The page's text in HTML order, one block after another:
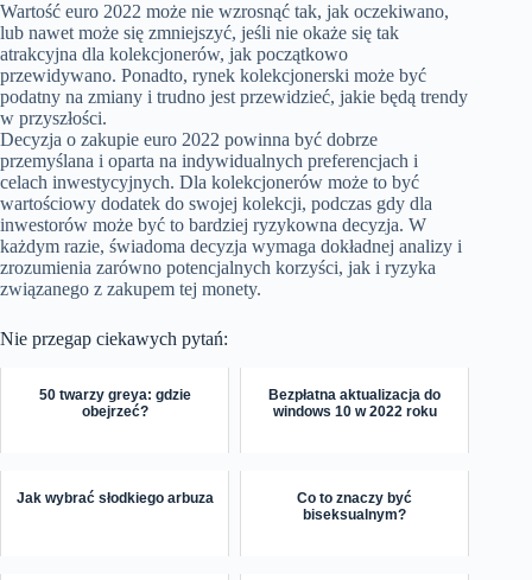
Wartość euro 2022 może nie wzrosnąć tak, jak oczekiwano,
lub nawet może się zmniejszyć, jeśli nie okaże się tak
atrakcyjna dla kolekcjonerów, jak początkowo
przewidywano. Ponadto, rynek kolekcjonerski może być
podatny na zmiany i trudno jest przewidzieć, jakie będą trendy
w przyszłości.
Decyzja o zakupie euro 2022 powinna być dobrze
przemyślana i oparta na indywidualnych preferencjach i
celach inwestycyjnych. Dla kolekcjonerów może to być
wartościowy dodatek do swojej kolekcji, podczas gdy dla
inwestorów może być to bardziej ryzykowna decyzja. W
każdym razie, świadoma decyzja wymaga dokładnej analizy i
zrozumienia zarówno potencjalnych korzyści, jak i ryzyka
związanego z zakupem tej monety.
Nie przegap ciekawych pytań:
50 twarzy greya: gdzie
obejrzeć?
Bezpłatna aktualizacja do
windows 10 w 2022 roku
Jak wybrać słodkiego arbuza
Co to znaczy być
biseksualnym?